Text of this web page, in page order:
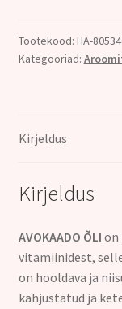
Tootekood: HA-
Kategooriad:
Kirjeldus
Kirjeldus
AVOKAADO ÕLI on
vitamiinidest,
on hooldava ja
kahjustatud ja